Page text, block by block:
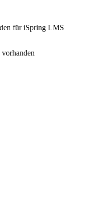
den für iSpring LMS
vorhanden